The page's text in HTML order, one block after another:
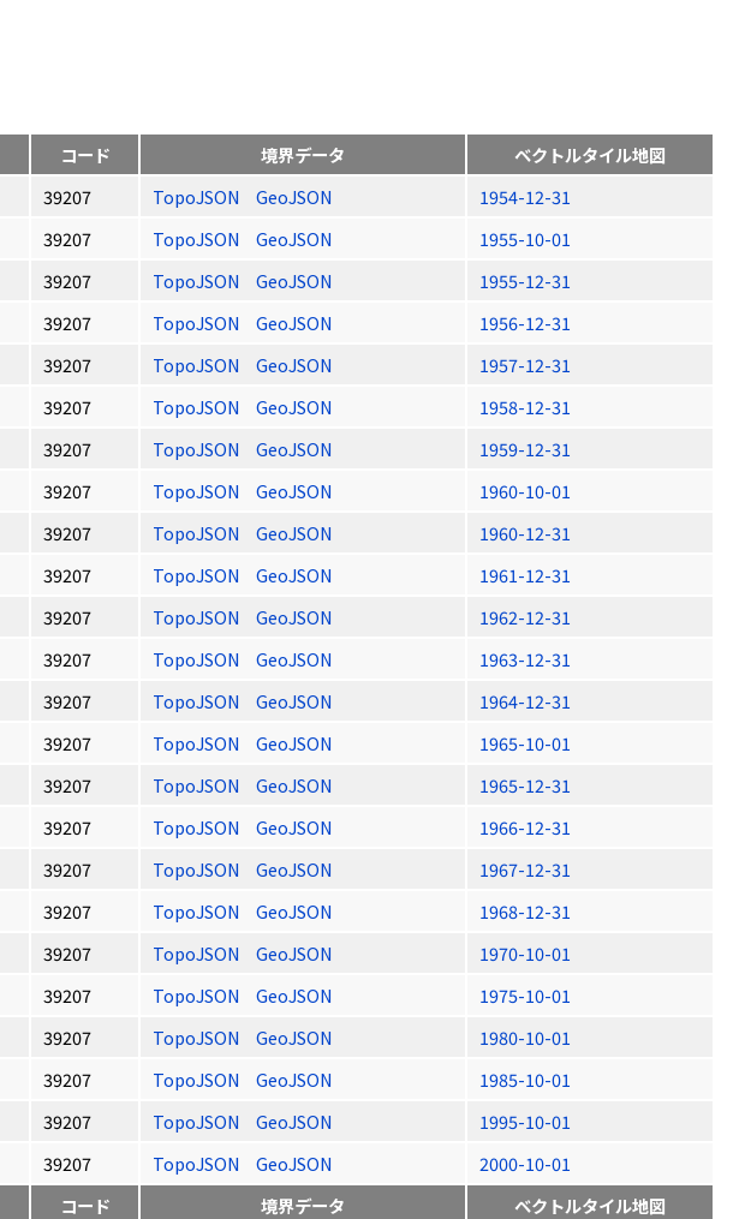
コード 境界データ
ベクトルタイル地図
39207 TopoJSON GeoJSON
1954-12-31
39207 TopoJSON GeoJSON
1955-10-01
39207 TopoJSON GeoJSON
1955-12-31
39207 TopoJSON GeoJSON
1956-12-31
39207 TopoJSON GeoJSON
1957-12-31
39207 TopoJSON GeoJSON
1958-12-31
39207 TopoJSON GeoJSON
1959-12-31
39207 TopoJSON GeoJSON
1960-10-01
39207 TopoJSON GeoJSON
1960-12-31
39207 TopoJSON GeoJSON
1961-12-31
39207 TopoJSON GeoJSON
1962-12-31
39207 TopoJSON GeoJSON
1963-12-31
39207 TopoJSON GeoJSON
1964-12-31
39207 TopoJSON GeoJSON
1965-10-01
39207 TopoJSON GeoJSON
1965-12-31
39207 TopoJSON GeoJSON
1966-12-31
39207 TopoJSON GeoJSON
1967-12-31
39207 TopoJSON GeoJSON
1968-12-31
39207 TopoJSON GeoJSON
1970-10-01
39207 TopoJSON GeoJSON
1975-10-01
39207 TopoJSON GeoJSON
1980-10-01
39207 TopoJSON GeoJSON
1985-10-01
39207 TopoJSON GeoJSON
1995-10-01
39207 TopoJSON GeoJSON
2000-10-01
コード 境界データ ベクトルタイル地図